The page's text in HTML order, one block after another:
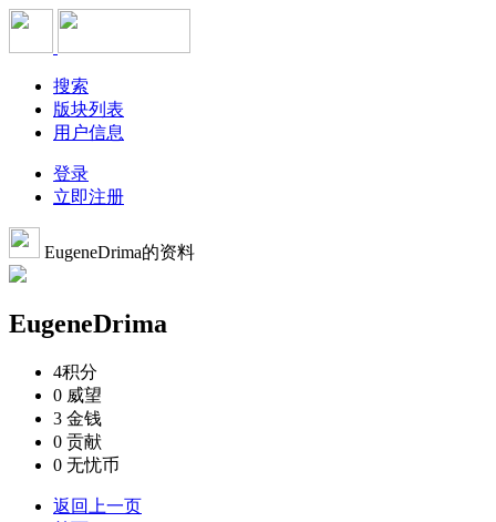
搜索
版块列表
用户信息
登录
立即注册
EugeneDrima的资料
EugeneDrima
4积分
0 威望
3 金钱
0 贡献
0 无忧币
返回上一页